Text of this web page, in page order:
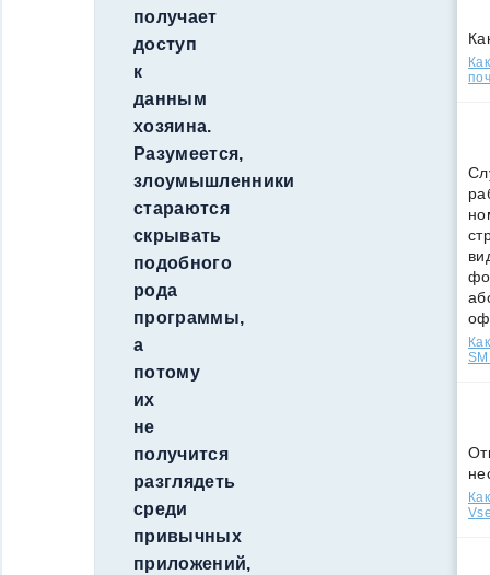
получает
доступ
к
данным
хозяина.
Разумеется,
злоумышленники
стараются
скрывать
подобного
рода
программы,
а
потому
их
не
получится
разглядеть
среди
привычных
приложений,